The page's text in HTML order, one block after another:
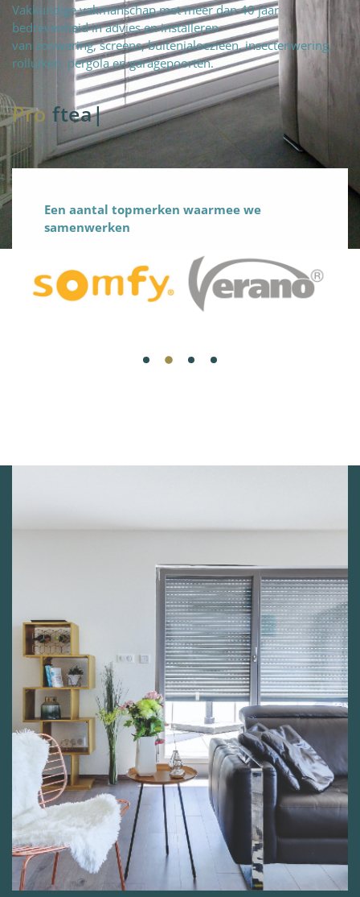
Vakkundige vakmanschap met meer dan 40 jaar
bedrevenheid in advies en installeren
van zonwering, screens, buitenjaloezieën, insectenwering,
rolluiken, pergola en garagepoorten.
Pro fteam|
Een aantal topmerken waarmee we
samenwerken